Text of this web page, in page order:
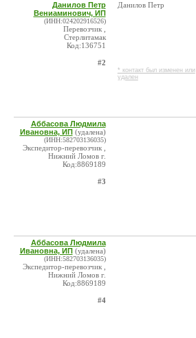
Данилов Петр
Вениаминович, ИП
(ИНН:024202916526)
Перевозчик ,
Стерлитамак
Код:136751
#2
Данилов Петр
* контакт был изменен или
удален
Аббасова Людмила
Ивановна, ИП (удалена)
(ИНН:582703136035)
Экспедитор-перевозчик ,
Нижний Ломов г.
Код:8869189
#3
Аббасова Людмила
Ивановна, ИП (удалена)
(ИНН:582703136035)
Экспедитор-перевозчик ,
Нижний Ломов г.
Код:8869189
#4